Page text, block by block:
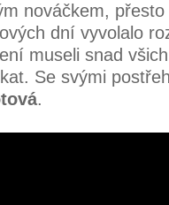
nováčkem,
dní vyvolalo
museli snad
Se svými
.